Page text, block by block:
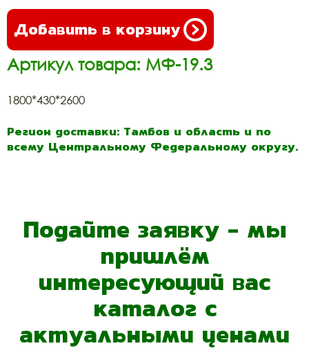
Добавить в корзину
Артикул товара: МФ-19.3
1800*430*2600
Регион доставки: Тамбов и область и по
всему Центральному Федеральному округу.
Подайте заявку - мы
пришлём
интересующий вас
каталог с
актуальными ценами